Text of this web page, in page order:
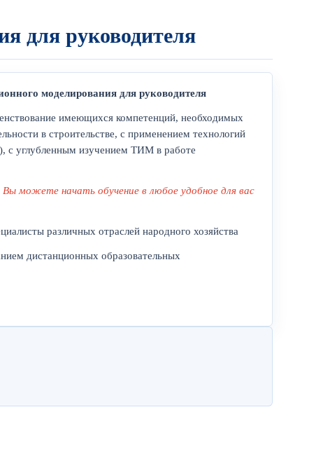
для руководителя
моделирования для руководителя
имеющихся компетенций, необходимых
в строительстве, с применением технологий
углубленным изучением ТИМ в работе
можете начать обучение в любое удобное для вас
различных отраслей народного хозяйства
дистанционных образовательных